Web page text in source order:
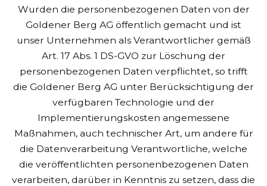
Wurden die personenbezogenen Daten von der
Goldener Berg AG öffentlich gemacht und ist
unser Unternehmen als Verantwortlicher gemäß
Art. 17 Abs. 1 DS-GVO zur Löschung der
personenbezogenen Daten verpflichtet, so trifft
die Goldener Berg AG unter Berücksichtigung der
verfügbaren Technologie und der
Implementierungskosten angemessene
Maßnahmen, auch technischer Art, um andere für
die Datenverarbeitung Verantwortliche, welche
die veröffentlichten personenbezogenen Daten
verarbeiten, darüber in Kenntnis zu setzen, dass die